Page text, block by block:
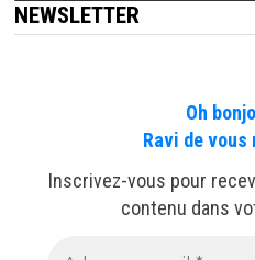
NEWSLETTER
Oh
Ravi de vous
Inscrivez-vous pour
contenu dans